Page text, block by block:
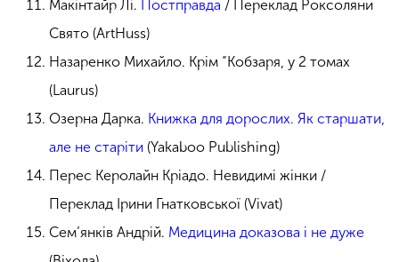
Макінтайр Лі. Постправда / Переклад Роксоляни
Свято (ArtHuss)
Назаренко Михайло. Крім “Кобзаря, у 2 томах
(Laurus)
Озерна Дарка. Книжка для дорослих. Як старшати,
але не старіти (Yakaboo Publishing)
Перес Керолайн Кріадо. Невидимі жінки /
Переклад Ірини Гнатковської (Vivat)
Сем’янків Андрій. Медицина доказова і не дуже